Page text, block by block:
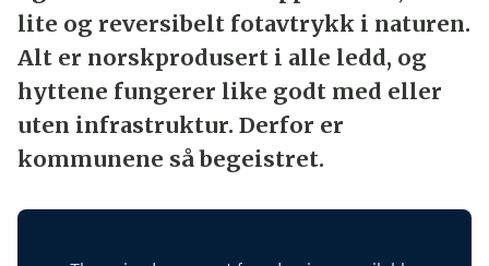
naturopplevelser, med lite og
reversibelt fotavtrykk i naturen. Alt
er norskprodusert i alle ledd, og
hyttene fungerer like godt med eller
uten infrastruktur. Derfor er
Meld deg på